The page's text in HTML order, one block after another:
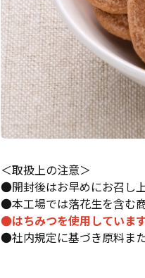
＜取扱上の注意＞
●開封後はお早めにお召し
●本工場では落花生を含む
●はちみつを使用していま
●社内規定に基づき原料ま